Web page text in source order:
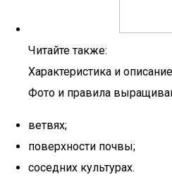
Читайте также:
Характеристика и
Фото и правила
ветвях;
поверхности почвы;
соседних культурах.